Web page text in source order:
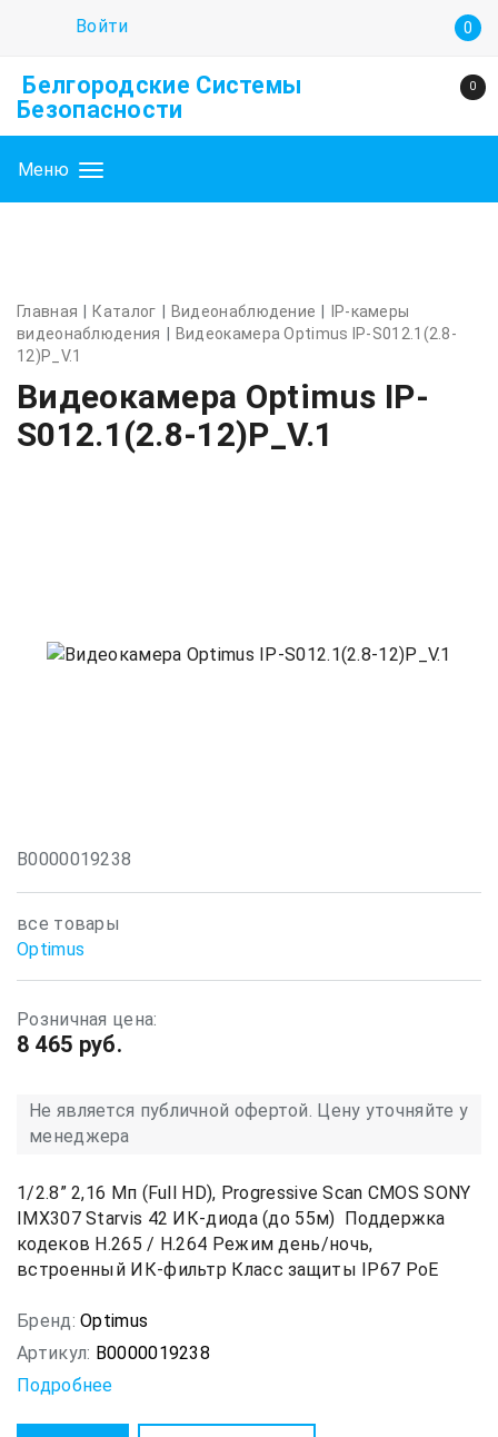
Войти 0
Белгородские Системы
Безопасности
0
Меню
Главная Каталог Видеонаблюдение
IP-камеры
видеонаблюдения
Видеокамера Optimus IP-S012.1(2.8-
12)P_V.1
Видеокамера Optimus IP-
S012.1(2.8-12)P_V.1
В0000019238
все товары
Optimus
Розничная цена:
8 465 руб.
Не является публичной офертой. Цену уточняйте у
менеджера
1/2.8” 2,16 Мп (Full HD), Progressive Scan CMOS SONY
IMX307 Starvis 42 ИК-диода (до 55м) Поддержка
кодеков H.265 / H.264 Режим день/ночь,
встроенный ИК-фильтр Класс защиты IР67 PoE
Бренд: Optimus
Артикул: В0000019238
Подробнее